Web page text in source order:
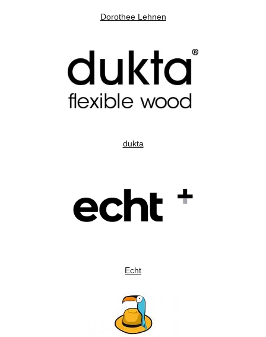
Dorothee Lehnen
dukta
Echt